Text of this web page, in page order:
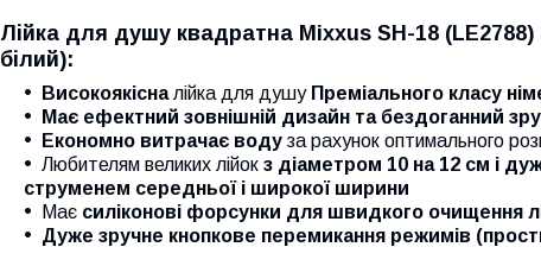
Лійка для душу квадратна Mixxus SH-18 (LE2788)
білий):
Високоякісналійка для душу Преміального класу
Має ефектний зовнішній дизайн та бездоганний
Економно витрачає воду за рахунок оптимального
Любителям великих лійок з діаметром 10 на 12 см і
струменем середньої і широкої ширини
Має силіконові форсунки для швидкого очищення
Дуже зручне кнопкове перемикання режимів